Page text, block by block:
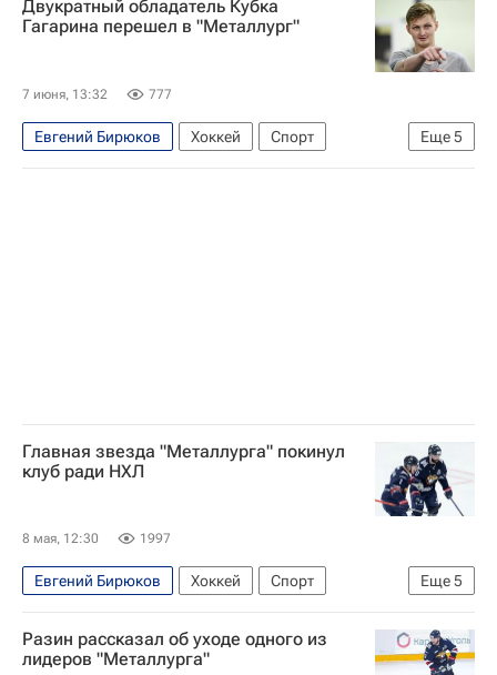
Металлург (Магнитогорск)
Ак Барс
Двукратный обладатель Кубка
Гагарина перешел в "Металлург"
7 июня, 13:32 777
Еще5
Евгений Бирюков Хоккей
Спорт
Владислав Провольнев
ЦСКА
Главная звезда "Металлурга" покинул
клуб ради НХЛ
8 мая, 12:30 1997
Еще5
Евгений Бирюков Хоккей
Спорт
Металлург (Магнитогорск)
Чикаго Блэкхокс
Ак Барс
Национальная хоккейная лига (НХЛ)
Разин рассказал об уходе одного из
лидеров "Металлурга"